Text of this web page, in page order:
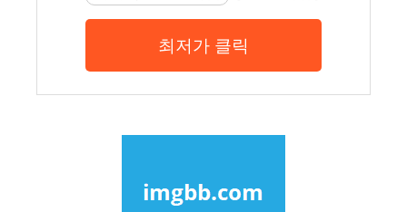
최저가 클릭